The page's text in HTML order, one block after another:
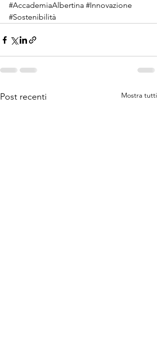
#AccademiaAlbertina #Innovazione
#Sostenibilità
Post recenti Mostra tutti